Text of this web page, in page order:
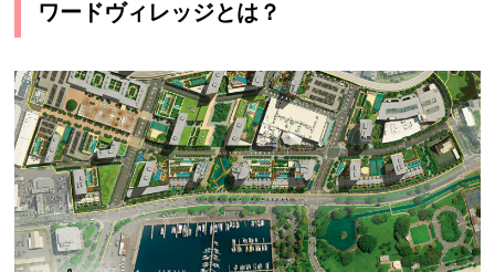
ワードヴィレッジとは？